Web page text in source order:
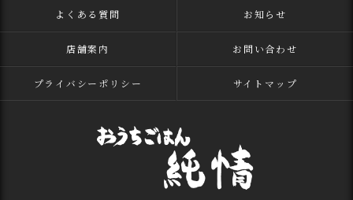
よくある質問 お知らせ
店舗案内 お問い合わせ
プライバシーポリシー サイトマップ